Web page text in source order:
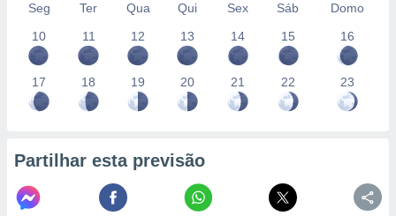
Seg Ter Qua Qui Sex Sáb
Domo
10
11 12 13 14 15 16
17 18 19 20 21 22 23
Partilhar esta previsão